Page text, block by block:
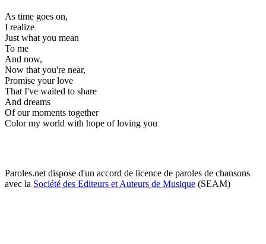
As time goes on,
I realize
Just what you mean
To me
And now,
Now that you're near,
Promise your love
That I've waited to share
And dreams
Of our moments together
Color my world with hope of loving you
Paroles.net dispose d'un accord de licence de paroles de chansons
avec la Société des Editeurs et Auteurs de Musique (SEAM)